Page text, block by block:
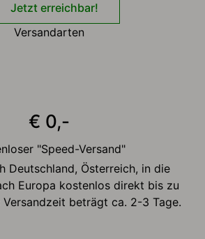
Jetzt erreichbar!
Versandarten
€ 0,-
"Speed-Versand"
Deutschland, Österreich, in die
Europa kostenlos direkt bis zu
Versandzeit beträgt ca. 2-3 Tage.